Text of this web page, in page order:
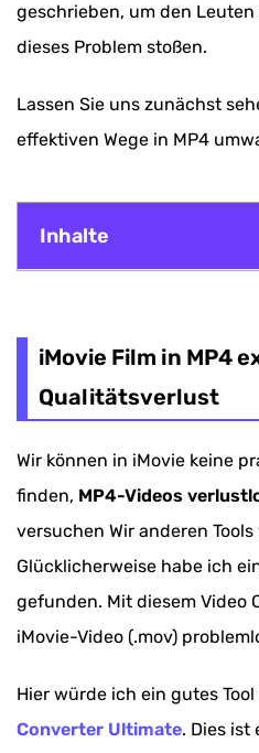
geschrieben, um den
dieses Problem stoßen.
Lassen Sie uns zunächst
effektiven Wege in MP4
Inhalte
Videos direkt von iMovie
Converter
iMovie Format ändern
Zusammenfassung
iMovie Film in MP4
Qualitätsverlust
Wir können in iMovie keine
finden, MP4-Videos
versuchen Wir anderen
Glücklicherweise habe ich
gefunden. Mit diesem Video
iMovie-Video (.mov)
Hier würde ich ein gutes
Converter Ultimate. Dies ist